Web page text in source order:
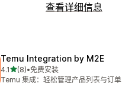
查看详细信息
Temu Integration by M2E
4.1星（满分 5 星）
(8)
总共 8 条评论
•免费安装
Temu 集成：轻松管理产品列表与订单